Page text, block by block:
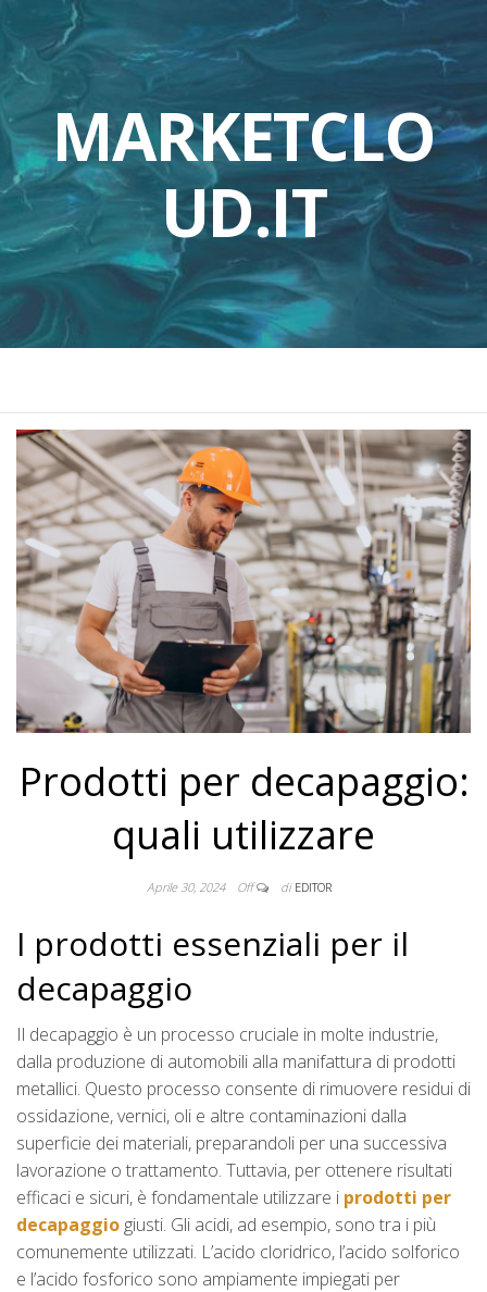
MARKETCLO
UD.IT
Prodotti per decapaggio:
quali utilizzare
Aprile 30, 2024 Off di EDITOR
I prodotti essenziali per il
decapaggio
Il decapaggio è un processo cruciale in molte industrie,
dalla produzione di automobili alla manifattura di prodotti
metallici. Questo processo consente di rimuovere residui di
ossidazione, vernici, oli e altre contaminazioni dalla
superficie dei materiali, preparandoli per una successiva
lavorazione o trattamento. Tuttavia, per ottenere risultati
efficaci e sicuri, è fondamentale utilizzare i prodotti per
decapaggio giusti. Gli acidi, ad esempio, sono tra i più
comunemente utilizzati. L’acido cloridrico, l’acido solforico
e l’acido fosforico sono ampiamente impiegati per